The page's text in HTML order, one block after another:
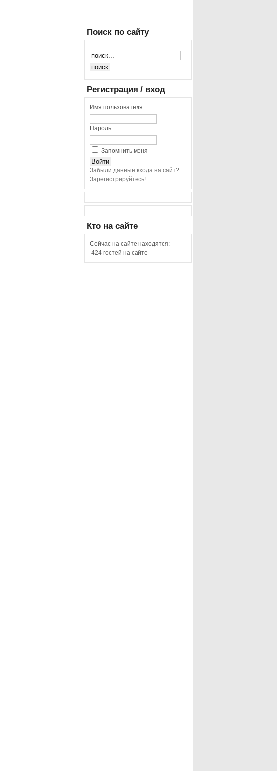
Поиск по сайту
Регистрация / вход
Имя пользователя
Пароль
Запомнить меня
Забыли данные входа на сайт?
Зарегистрируйтесь!
Кто на сайте
Сейчас на сайте находятся:
424 гостей на сайте